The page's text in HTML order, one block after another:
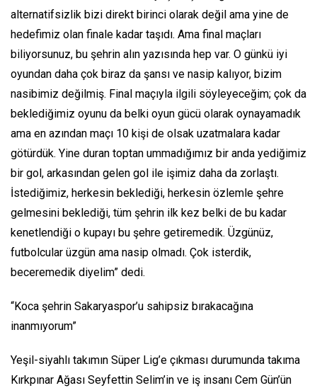
alternatifsizlik bizi direkt birinci olarak değil ama yine de
hedefimiz olan finale kadar taşıdı. Ama final maçları
biliyorsunuz, bu şehrin alın yazısında hep var. O günkü iyi
oyundan daha çok biraz da şansı ve nasip kalıyor, bizim
nasibimiz değilmiş. Final maçıyla ilgili söyleyeceğim; çok da
beklediğimiz oyunu da belki oyun gücü olarak oynayamadık
ama en azından maçı 10 kişi de olsak uzatmalara kadar
götürdük. Yine duran toptan ummadığımız bir anda yediğimiz
bir gol, arkasından gelen gol ile işimiz daha da zorlaştı.
İstediğimiz, herkesin beklediği, herkesin özlemle şehre
gelmesini beklediği, tüm şehrin ilk kez belki de bu kadar
kenetlendiği o kupayı bu şehre getiremedik. Üzgünüz,
futbolcular üzgün ama nasip olmadı. Çok isterdik,
beceremedik diyelim” dedi.
“Koca şehrin Sakaryaspor’u sahipsiz bırakacağına
inanmıyorum”
Yeşil-siyahlı takımın Süper Lig’e çıkması durumunda takıma
Kırkpınar Ağası Seyfettin Selim’in ve iş insanı Cem Gün’ün